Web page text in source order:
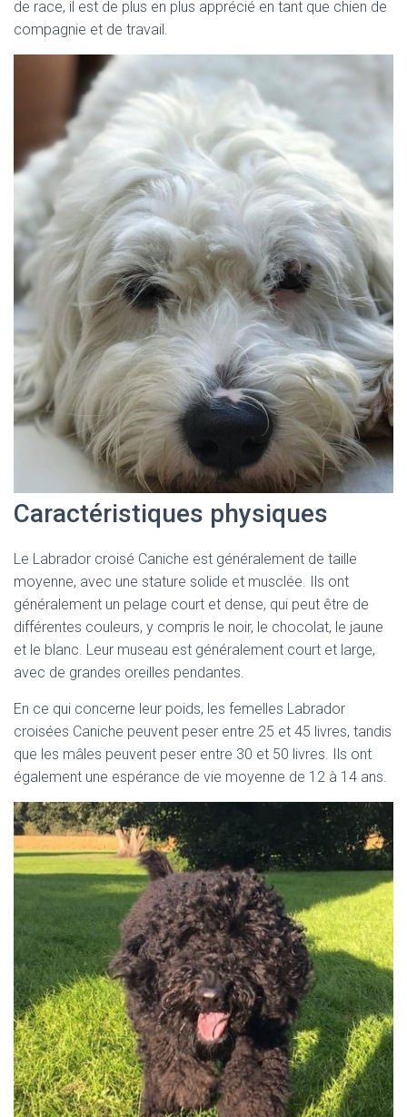
de race, il est de plus en plus apprécié en tant que chien de
compagnie et de travail.
Caractéristiques physiques
Le Labrador croisé Caniche est généralement de taille
moyenne, avec une stature solide et musclée. Ils ont
généralement un pelage court et dense, qui peut être de
différentes couleurs, y compris le noir, le chocolat, le jaune
et le blanc. Leur museau est généralement court et large,
avec de grandes oreilles pendantes.
En ce qui concerne leur poids, les femelles Labrador
croisées Caniche peuvent peser entre 25 et 45 livres, tandis
que les mâles peuvent peser entre 30 et 50 livres. Ils ont
également une espérance de vie moyenne de 12 à 14 ans.